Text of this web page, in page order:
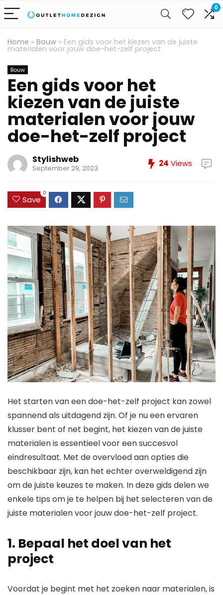
0
Home » Bouw » Een gids voor het kiezen van de juiste
materialen voor jouw doe-het-zelf project
Bouw
Een gids voor het
kiezen van de juiste
materialen voor jouw
doe-het-zelf project
Stylishweb
September 29, 2023 24 Views
Save
0
Het starten van een doe-het-zelf project kan zowel
spannend als uitdagend zijn. Of je nu een ervaren
klusser bent of net begint, het kiezen van de juiste
materialen is essentieel voor een succesvol
eindresultaat. Met de overvloed aan opties die
beschikbaar zijn, kan het echter overweldigend zijn
om de juiste keuzes te maken. In deze gids delen we
enkele tips om je te helpen bij het selecteren van de
juiste materialen voor jouw doe-het-zelf project.
1. Bepaal het doel van het
project
Voordat je begint met het zoeken naar materialen, is